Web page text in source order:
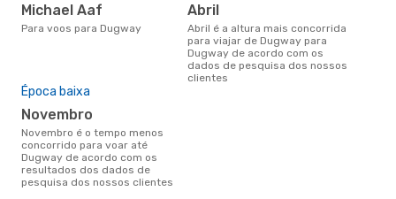
Michael Aaf
Para voos para Dugway
abril
abril é a altura mais concorrida
para viajar de Dugway para
Dugway de acordo com os
dados de pesquisa dos nossos
clientes
Época baixa
novembro
novembro é o tempo menos
concorrido para voar até
Dugway de acordo com os
resultados dos dados de
pesquisa dos nossos clientes